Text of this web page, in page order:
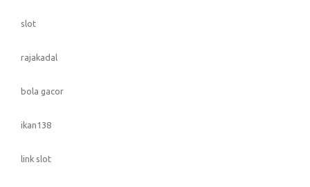
slot
rajakadal
bola gacor
ikan138
link slot